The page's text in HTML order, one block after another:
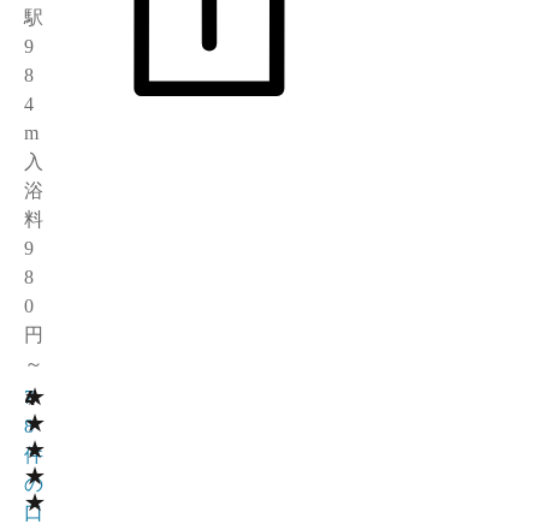
駅
9
8
4
m
入
浴
料
9
8
0
円
～
★
★
★
★
★
4
7
8
件
の
口